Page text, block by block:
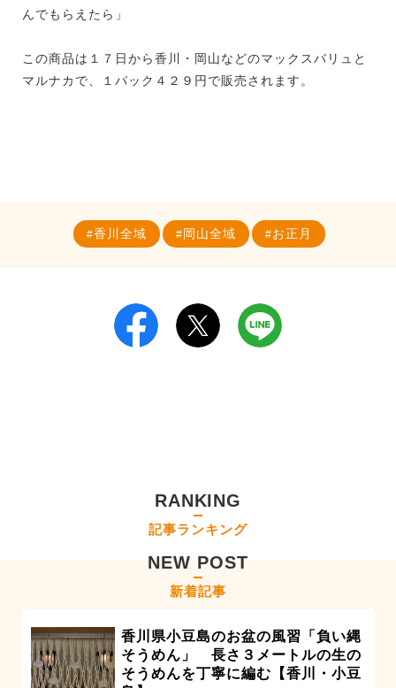
んでもらえたら」
この商品は１７日から香川・岡山などのマックスバリュと
マルナカで、１パック４２９円で販売されます。
香川全域 岡山全域 お正月
RANKING
記事ランキング
NEW POST
新着記事
香川県小豆島のお盆の風習「負い縄
そうめん」 長さ３メートルの生の
そうめんを丁寧に編む【香川・小豆